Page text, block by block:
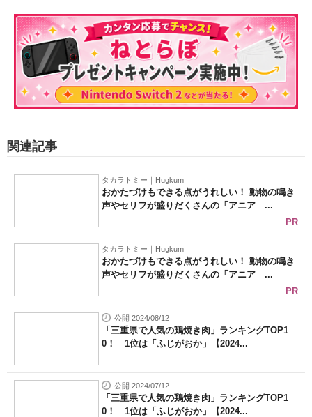
関連記事
タカラトミー｜Hugkum
おかたづけもできる点がうれしい！ 動物の鳴き
声やセリフが盛りだくさんの「アニア ...
PR
タカラトミー｜Hugkum
おかたづけもできる点がうれしい！ 動物の鳴き
声やセリフが盛りだくさんの「アニア ...
PR
公開 2024/08/12
「三重県で人気の鶏焼き肉」ランキングTOP1
0！ 1位は「ふじがおか」【2024...
公開 2024/07/12
「三重県で人気の鶏焼き肉」ランキングTOP1
0！ 1位は「ふじがおか」【2024...